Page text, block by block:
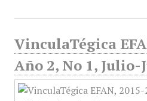
VinculaTégica
Año 2, No 1, Julio-